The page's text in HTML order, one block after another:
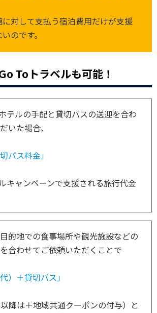
対して支払う宿泊費用だけが支援
のです。
Toトラベルも可能！
テルの手配と貸切バスの送迎を合わ
いた場合、
バス料金」
キャンペーンで支援される旅行代金
的地での食事場所や観光施設などの
合わせてご依頼いただくことで
）＋貸切バス」
降は＋地域共通クーポンの付与）と